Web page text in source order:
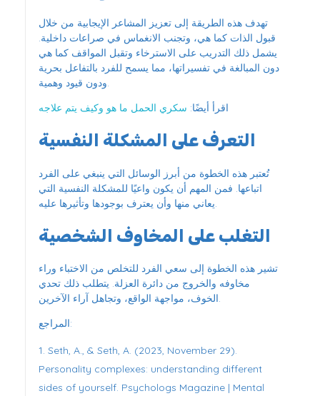
تهدف هذه الطريقة إلى تعزيز المشاعر الإيجابية من خلال
قبول الذات كما هي، وتجنب الانغماس في صراعات داخلية.
يشمل ذلك التدريب على الاسترخاء وتقبل المواقف كما هي
دون المبالغة في تفسيراتها، مما يسمح للفرد بالتفاعل بحرية
ودون قيود وهمية.
اقرأ أيضًا: سكري الحمل ما هو وكيف يتم علاجه
التعرف على المشكلة النفسية
تُعتبر هذه الخطوة من أبرز الوسائل التي ينبغي على الفرد
اتباعها. فمن المهم أن يكون واعيًا للمشكلة النفسية التي
التغلب على المخاوف الشخصية
تشير هذه الخطوة إلى سعي الفرد للتخلص من الاختباء وراء
مخاوفه والخروج من دائرة العزلة. يتطلب ذلك تحدي
الخوف، مواجهة الواقع، وتجاهل آراء الآخرين.
المراجع:
Seth, A., & Seth, A. (2023, November 29).
Personality complexes: understanding different
sides of yourself. Psychologs Magazine | Mental